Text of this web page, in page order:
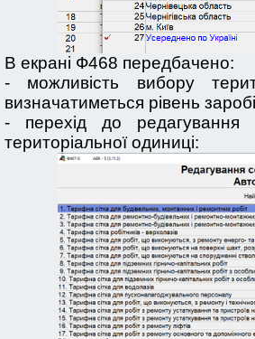
В екрані Ф468 передбачено:
- можливість вибору
визначатиметься рівень
- перехід до редагування
територіальної одиниці: